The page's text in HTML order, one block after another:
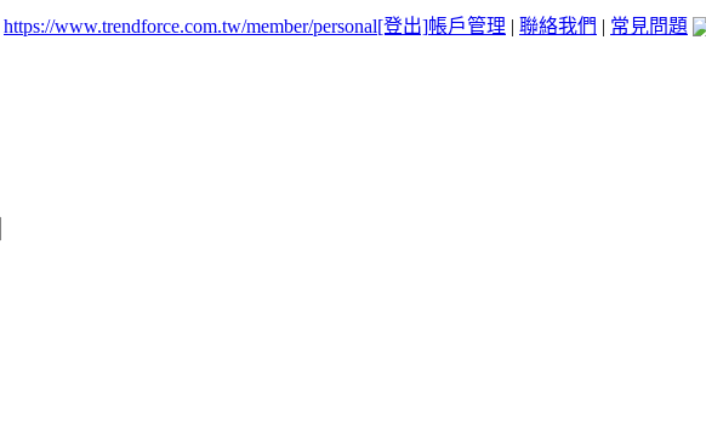
https://www.trendforce.com.tw/member/personal[登出]帳戶管理 | 聯絡我們 | 常見問題